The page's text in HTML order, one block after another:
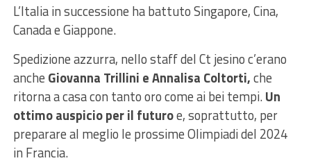
L’Italia in successione ha battuto Singapore, Cina,
Canada e Giappone.
Spedizione azzurra, nello staff del Ct jesino c’erano
anche Giovanna Trillini e Annalisa Coltorti,che
ritorna a casa con tanto oro come ai bei tempi.Un
ottimo auspicio per il futuroe, soprattutto, per
preparare al meglio le prossime Olimpiadi del 2024
in Francia.